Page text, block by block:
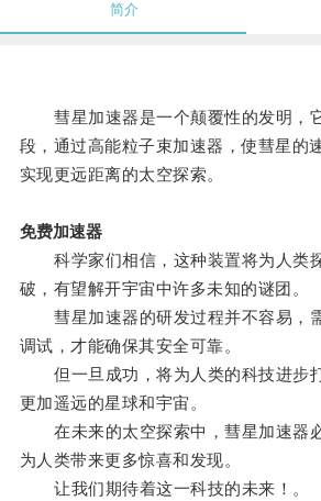
简介
彗星加速器是一个颠覆性的发明，
段，通过高能粒子束加速器，使彗星的
实现更远距离的太空探索。
免费加速器
科学家们相信，这种装置将为人类
破，有望解开宇宙中许多未知的谜团。
彗星加速器的研发过程并不容易，
调试，才能确保其安全可靠。
但一旦成功，将为人类的科技进步
更加遥远的星球和宇宙。
在未来的太空探索中，彗星加速器必
为人类带来更多惊喜和发现。
让我们期待着这一科技的未来！。